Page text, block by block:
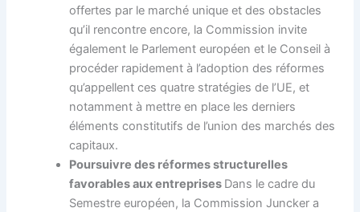
offertes par le marché unique et des obstacles
qu’il rencontre encore, la Commission invite
également le Parlement européen et le Conseil à
procéder rapidement à l’adoption des réformes
qu’appellent ces quatre stratégies de l’UE, et
notamment à mettre en place les derniers
éléments constitutifs de l’union des marchés des
capitaux.
Poursuivre des réformes structurelles
favorables aux entreprises Dans le cadre du
Semestre européen, la Commission Juncker a